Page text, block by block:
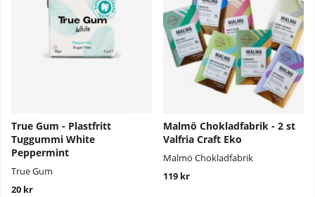
True Gum - Plastfritt
Tuggummi White
Peppermint
True Gum
20 kr
Malmö Chokladfabrik - 2 st
Valfria Craft Eko
Malmö Chokladfabrik
119 kr